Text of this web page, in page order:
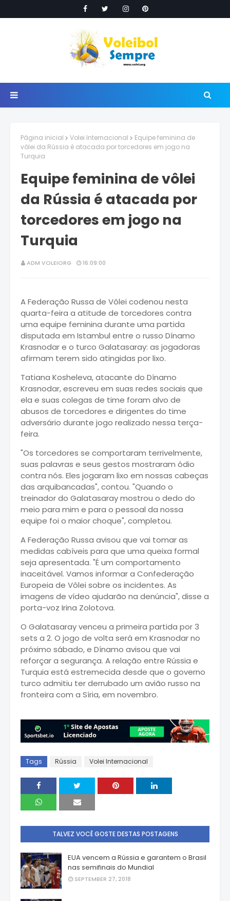
Página inicial Volei Internacional
Equipe feminina de
vôlei da Rússia é atacada por torcedores em jogo na
Turquia
Equipe feminina de vôlei
da Rússia é atacada por
torcedores em jogo na
Turquia
ADM VOLEIORG 16:09:00
A Federação Russa de Vôlei codenou nesta
quarta-feira a atitude de torcedores contra
uma equipe feminina durante uma partida
disputada em Istambul entre o russo Dínamo
Krasnodar e o turco Galatasaray: as jogadoras
afirmam terem sido atingidas por lixo.
Tatiana Kosheleva, atacante do Dínamo
Krasnodar, escreveu em suas redes sociais que
ela e suas colegas de time foram alvo de
abusos de torcedores e dirigentes do time
adversário durante jogo realizado nessa terça-
feira.
"Os torcedores se comportaram terrivelmente,
suas palavras e seus gestos mostraram ódio
contra nós. Eles jogaram lixo em nossas cabeças
das arquibancadas", contou. "Quando o
treinador do Galatasaray mostrou o dedo do
meio para mim e para o pessoal da nossa
equipe foi o maior choque", completou.
A Federação Russa avisou que vai tomar as
medidas cabíveis para que uma queixa formal
seja apresentada. "É um comportamento
inaceitável. Vamos informar a Confederação
Europeia de Vôlei sobre os incidentes. As
imagens de vídeo ajudarão na denúncia", disse a
porta-voz Irina Zolotova.
O Galatasaray venceu a primeira partida por 3
sets a 2. O jogo de volta será em Krasnodar no
próximo sábado, e Dínamo avisou que vai
reforçar a segurança. A relação entre Rússia e
Turquia está estremecida desde que o governo
turco admitiu ter derrubado um avião russo na
fronteira com a Síria, em novembro.
Tags Rússia Volei Internacional
TALVEZ VOCÊ GOSTE DESTAS POSTAGENS
EUA vencem a Rússia e garantem o Brasil
nas semifinais do Mundial
SEPTEMBER 27, 2018